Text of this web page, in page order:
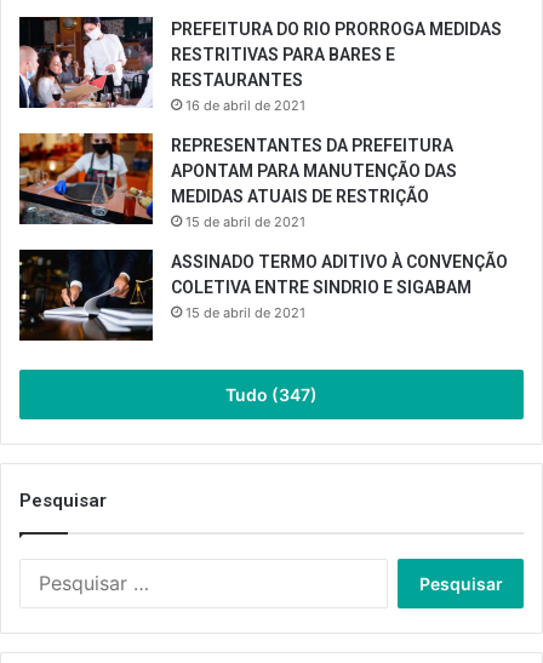
PREFEITURA DO RIO PRORROGA MEDIDAS
RESTRITIVAS PARA BARES E
RESTAURANTES
16 de abril de 2021
REPRESENTANTES DA PREFEITURA
APONTAM PARA MANUTENÇÃO DAS
MEDIDAS ATUAIS DE RESTRIÇÃO
15 de abril de 2021
ASSINADO TERMO ADITIVO À CONVENÇÃO
COLETIVA ENTRE SINDRIO E SIGABAM
15 de abril de 2021
Tudo (347)
Pesquisar